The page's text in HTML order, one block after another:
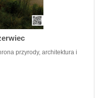
przyrody, architektura i